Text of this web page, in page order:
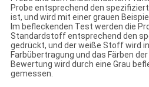
Probe entsprechend den
ist, und wird mit einer grauen
Im befleckenden Test werden die
Standardstoff entsprechend den
gedrückt, und der weiße Stoff wird
Farbübertragung und das Färben
Bewertung wird durch eine Grau
gemessen.